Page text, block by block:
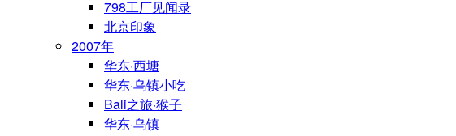
798工厂见闻录
北京印象
2007年
华东·西塘
华东·乌镇小吃
Bali之旅·猴子
华东·乌镇